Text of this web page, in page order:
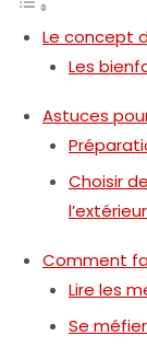
Le concept
Les
Astuces
Choisir
l’extérieur
Comment
Lire les
Se